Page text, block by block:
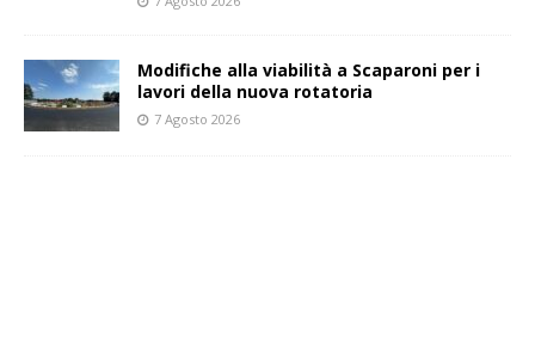
Modifiche alla viabilità a Scaparoni per i
lavori della nuova rotatoria
7 Agosto 2026